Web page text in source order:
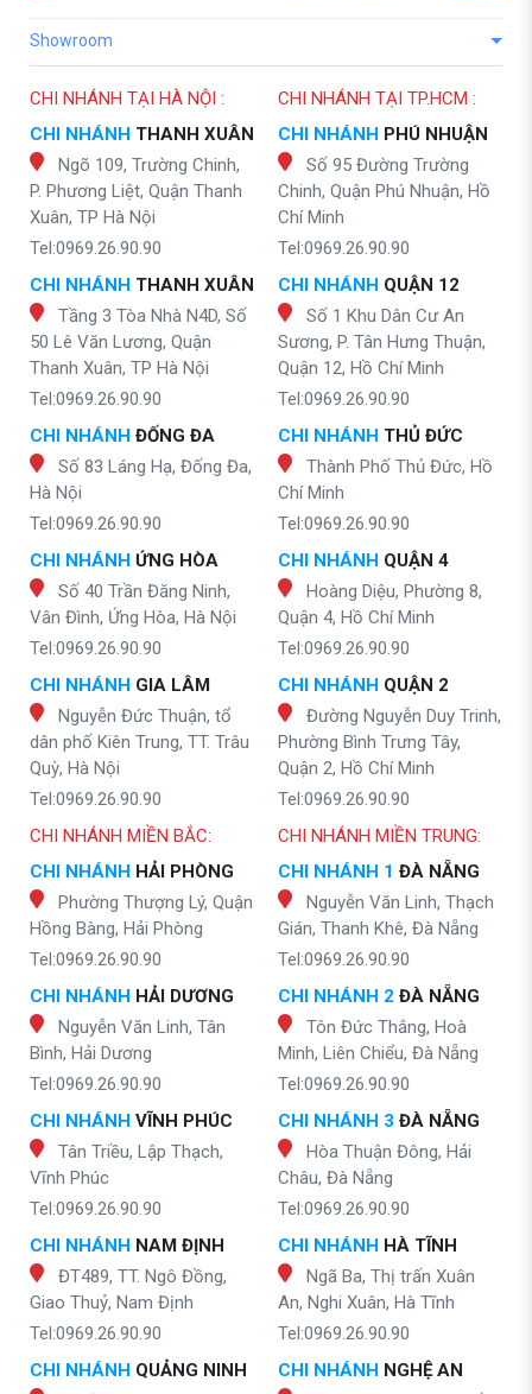
Showroom
CHI NHÁNH TẠI HÀ NỘI :
CHI NHÁNH THANH XUÂN
Ngõ 109, Trường Chinh,
P. Phương Liệt, Quận Thanh
Xuân, TP Hà Nội
Tel:0969.26.90.90
CHI NHÁNH THANH XUÂN
Tầng 3 Tòa Nhà N4D, Số
50 Lê Văn Lương, Quận
Thanh Xuân, TP Hà Nội
Tel:0969.26.90.90
CHI NHÁNH ĐỐNG ĐA
Số 83 Láng Hạ, Đống Đa,
Hà Nội
Tel:0969.26.90.90
CHI NHÁNH ỨNG HÒA
Số 40 Trần Đăng Ninh,
Vân Đình, Ứng Hòa, Hà Nội
Tel:0969.26.90.90
CHI NHÁNH GIA LÂM
Nguyễn Đức Thuận, tổ
dân phố Kiên Trung, TT. Trâu
Quỳ, Hà Nội
Tel:0969.26.90.90
CHI NHÁNH TẠI TP.HCM :
CHI NHÁNH PHÚ NHUẬN
Số 95 Đường Trường
Chinh, Quận Phú Nhuận, Hồ
Chí Minh
Tel:0969.26.90.90
CHI NHÁNH QUẬN 12
Số 1 Khu Dân Cư An
Sương, P. Tân Hưng Thuận,
Quận 12, Hồ Chí Minh
Tel:0969.26.90.90
CHI NHÁNH THỦ ĐỨC
Thành Phố Thủ Đức, Hồ
Chí Minh
Tel:0969.26.90.90
CHI NHÁNH QUẬN 4
Hoàng Diệu, Phường 8,
Quận 4, Hồ Chí Minh
Tel:0969.26.90.90
CHI NHÁNH QUẬN 2
Đường Nguyễn Duy Trinh,
Phường Bình Trưng Tây,
Quận 2, Hồ Chí Minh
Tel:0969.26.90.90
CHI NHÁNH MIỀN BẮC:
CHI NHÁNH HẢI PHÒNG
Phường Thượng Lý, Quận
Hồng Bàng, Hải Phòng
Tel:0969.26.90.90
CHI NHÁNH HẢI DƯƠNG
Nguyễn Văn Linh, Tân
Bình, Hải Dương
Tel:0969.26.90.90
CHI NHÁNH VĨNH PHÚC
Tân Triều, Lập Thạch,
Vĩnh Phúc
Tel:0969.26.90.90
CHI NHÁNH NAM ĐỊNH
ĐT489, TT. Ngô Đồng,
Giao Thuỷ, Nam Định
Tel:0969.26.90.90
CHI NHÁNH QUẢNG NINH
CHI NHÁNH MIỀN TRUNG:
CHI NHÁNH 1 ĐÀ NẴNG
Nguyễn Văn Linh, Thạch
Gián, Thanh Khê, Đà Nẵng
Tel:0969.26.90.90
CHI NHÁNH 2 ĐÀ NẴNG
Tôn Đức Thắng, Hoà
Minh, Liên Chiểu, Đà Nẵng
Tel:0969.26.90.90
CHI NHÁNH 3 ĐÀ NẴNG
Hòa Thuận Đông, Hải
Châu, Đà Nẵng
Tel:0969.26.90.90
CHI NHÁNH HÀ TĨNH
Ngã Ba, Thị trấn Xuân
An, Nghi Xuân, Hà Tĩnh
Tel:0969.26.90.90
CHI NHÁNH NGHỆ AN